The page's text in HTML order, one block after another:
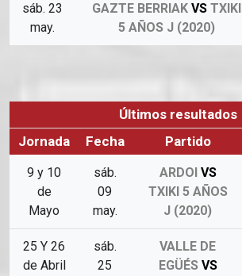
sáb. 23
may.
GAZTE BERRIAK VS TXIKI
5 AÑOS J (2020)
Últimos resultados
Jornada
Fecha Partido
9 y 10
de
Mayo
sáb.
09
may.
ARDOI VS
TXIKI 5 AÑOS
J (2020)
25 Y 26
de Abril
sáb.
25
VALLE DE
EGÜÉS VS